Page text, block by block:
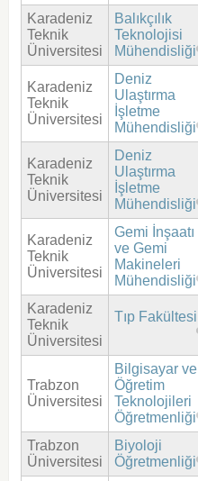
Karadeniz
Teknik
Üniversitesi
Balıkçılık
Teknolojisi
Mühendisliği
Karadeniz
Teknik
Üniversitesi
Deniz
Ulaştırma
İşletme
Mühendisliği
Karadeniz
Teknik
Üniversitesi
Deniz
Ulaştırma
İşletme
Mühendisliği
Karadeniz
Teknik
Üniversitesi
Gemi İnşaatı
ve Gemi
Makineleri
Mühendisliği
Karadeniz
Teknik
Üniversitesi
Tıp Fakültesi
Trabzon
Üniversitesi
Bilgisayar ve
Öğretim
Teknolojileri
Öğretmenliği
Trabzon
Üniversitesi
Biyoloji
Öğretmenliği